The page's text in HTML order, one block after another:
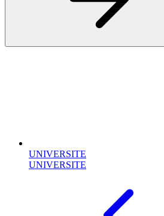
UNIVERSITE
UNIVERSITE